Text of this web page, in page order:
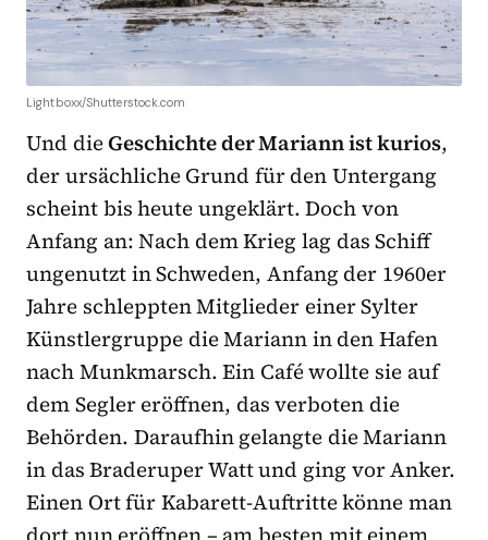
Lightboxx/Shutterstock.com
Und dieGeschichte der Mariann ist kurios,
der ursächliche Grund für den Untergang
scheint bis heute ungeklärt. Doch von
Anfang an: Nach dem Krieg lag das Schiff
ungenutzt in Schweden, Anfang der 1960er
Jahre schleppten Mitglieder einer Sylter
Künstlergruppe die Mariann in den Hafen
nach Munkmarsch. Ein Café wollte sie auf
dem Segler eröffnen, das verboten die
Behörden. Daraufhin gelangte die Mariann
in das Braderuper Watt und ging vor Anker.
Einen Ort für Kabarett-Auftritte könne man